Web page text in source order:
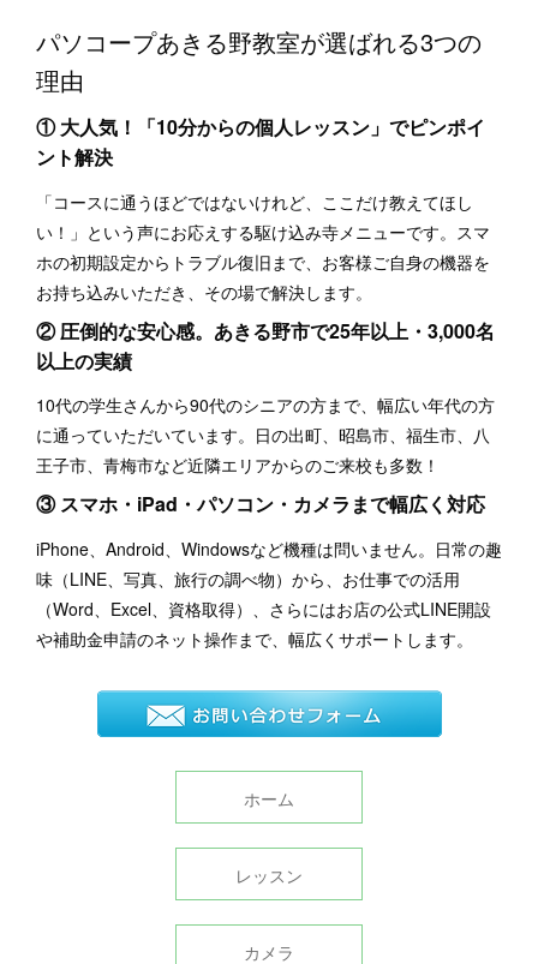
パソコープあきる野教室が選ばれる3つの
理由
① 大人気！「10分からの個人レッスン」でピンポイ
ント解決
「コースに通うほどではないけれど、ここだけ教えてほし
い！」という声にお応えする駆け込み寺メニューです。スマ
ホの初期設定からトラブル復旧まで、お客様ご自身の機器を
お持ち込みいただき、その場で解決します。
② 圧倒的な安心感。あきる野市で25年以上・3,000名
以上の実績
10代の学生さんから90代のシニアの方まで、幅広い年代の方
に通っていただいています。日の出町、昭島市、福生市、八
王子市、青梅市など近隣エリアからのご来校も多数！
③ スマホ・iPad・パソコン・カメラまで幅広く対応
iPhone、Android、Windowsなど機種は問いません。日常の趣
味（LINE、写真、旅行の調べ物）から、お仕事での活用
（Word、Excel、資格取得）、さらにはお店の公式LINE開設
や補助金申請のネット操作まで、幅広くサポートします。
ホーム
レッスン
カメラ